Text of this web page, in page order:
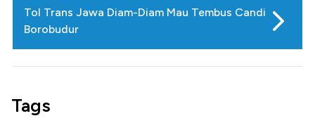
Tol Trans Jawa Diam-Diam Mau Tembus Candi
Borobudur
Tags